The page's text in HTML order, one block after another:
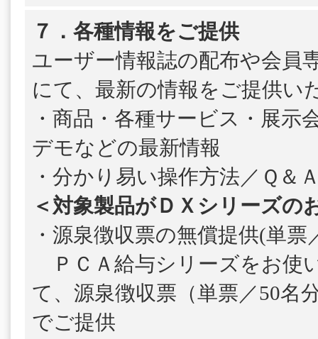
７．各種情報をご提供
ユーザー情報誌の配布や会員
にて、最新の情報をご提供い
・商品・各種サービス・展示
デモなどの最新情報
・分かり易い操作方法／Ｑ＆
＜対象製品がＤＸシリーズの
・源泉徴収票の無償提供(単票
ＰＣＡ給与シリーズをお使
て、源泉徴収票（単票／50名
でご提供